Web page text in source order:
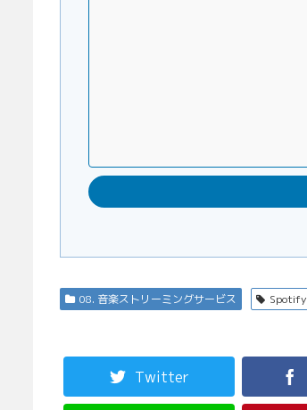
08. 音楽ストリーミングサービス Spotify
Twitter